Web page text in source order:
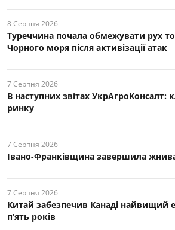
8 Серпня 2026
Туреччина почала обмежувати рух
Чорного моря після активізації атак
7 Серпня 2026
В наступних звітах УкрАгроКонсалт:
ринку
7 Серпня 2026
Івано-Франківщина завершила
7 Серпня 2026
Китай забезпечив Канаді найвищий
п’ять років